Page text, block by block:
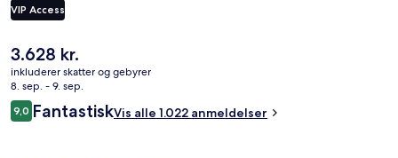
Andre højdepunkter på dette hotel med luksusfaciliteter tæller 4
barer ved poolen, en golfbane og et fitnesscenter. Stedets
bedømmelser fra rejsende.
VIP Access
Den
nuværende
pris
er
3.628 kr.
3.628 kr.
inkluderer skatter og gebyrer
8. sep. - 9. sep.
Anmeldelser
9,09,0 ud af 10.
FantastiskVis alle 1.022 anmeldelser